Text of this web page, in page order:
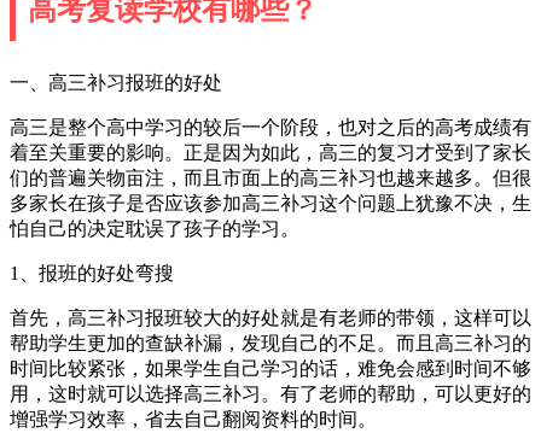
高考复读学校有哪些？
一、高三补习报班的好处
高三是整个高中学习的较后一个阶段，也对之后的高考成绩有
着至关重要的影响。正是因为如此，高三的复习才受到了家长
们的普遍关物亩注，而且市面上的高三补习也越来越多。但很
多家长在孩子是否应该参加高三补习这个问题上犹豫不决，生
怕自己的决定耽误了孩子的学习。
1、报班的好处弯搜
首先，高三补习报班较大的好处就是有老师的带领，这样可以
帮助学生更加的查缺补漏，发现自己的不足。而且高三补习的
时间比较紧张，如果学生自己学习的话，难免会感到时间不够
用，这时就可以选择高三补习。有了老师的帮助，可以更好的
增强学习效率，省去自己翻阅资料的时间。